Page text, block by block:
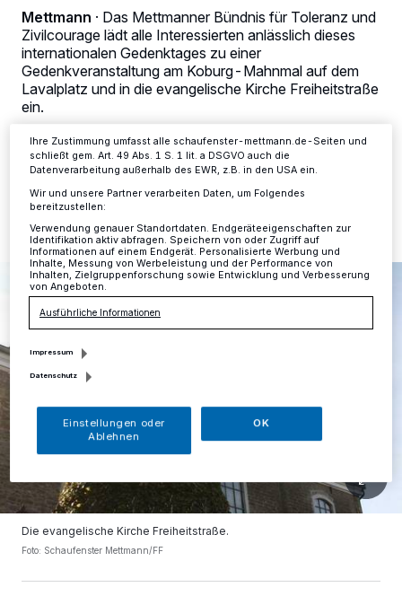
Mettmann · Das Mettmanner Bündnis für Toleranz und
Zivilcourage lädt alle Interessierten anlässlich dieses
internationalen Gedenktages zu einer
Gedenkveranstaltung am Koburg-Mahnmal auf dem
Lavalplatz und in die evangelische Kirche Freiheitstraße
ein.
Die evangelische Kirche Freiheitstraße.
Foto: Schaufenster Mettmann/FF
verarbeiten Daten, um Ihnen Dienste bereitzustellen“ aufgeführten
Zwecke. Wenn Tracker deaktiviert sind, sind manche Inhalte und
Anzeigen möglicherweise nicht mehr so relevant für Sie. Sie können
dieses Menü jederzeit wieder aufrufen, um Ihre Einstellungen zu
ändern oder Ihre Einwilligung zu widerrufen, indem Sie auf den Link
Einstellungen oder Ablehnen am unteren Rand der Webseite klicken.
Ihre Einstellungen gelten innerhalb unseres Website. Weitere
Ihre Zustimmung umfasst alle schaufenster-mettmann.de-Seiten und
schließt gem. Art. 49 Abs. 1 S. 1 lit. a DSGVO auch die
Datenverarbeitung außerhalb des EWR, z.B. in den USA ein.
Wir und unsere Partner verarbeiten Daten, um Folgendes
bereitzustellen:
Verwendung genauer Standortdaten. Endgeräteeigenschaften zur
Identifikation aktiv abfragen. Speichern von oder Zugriff auf
Informationen auf einem Endgerät. Personalisierte Werbung und
Inhalte, Messung von Werbeleistung und der Performance von
Inhalten, Zielgruppenforschung sowie Entwicklung und Verbesserung
von Angeboten.
Ausführliche Informationen
Impressum
Datenschutz
Einstellungen oder
Ablehnen
OK